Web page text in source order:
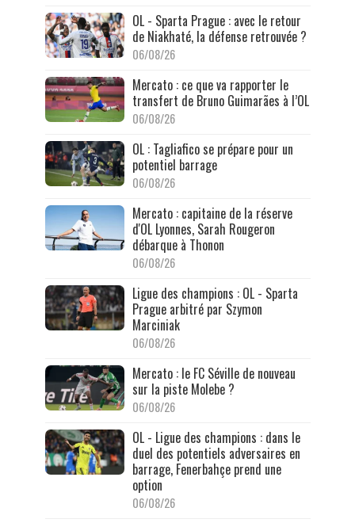
OL - Sparta Prague : avec le retour
de Niakhaté, la défense retrouvée ?
06/08/26
Mercato : ce que va rapporter le
transfert de Bruno Guimarães à l’OL
06/08/26
OL : Tagliafico se prépare pour un
potentiel barrage
06/08/26
Mercato : capitaine de la réserve
d'OL Lyonnes, Sarah Rougeron
débarque à Thonon
06/08/26
Ligue des champions : OL - Sparta
Prague arbitré par Szymon
Marciniak
06/08/26
Mercato : le FC Séville de nouveau
sur la piste Molebe ?
06/08/26
OL - Ligue des champions : dans le
duel des potentiels adversaires en
barrage, Fenerbahçe prend une
option
06/08/26